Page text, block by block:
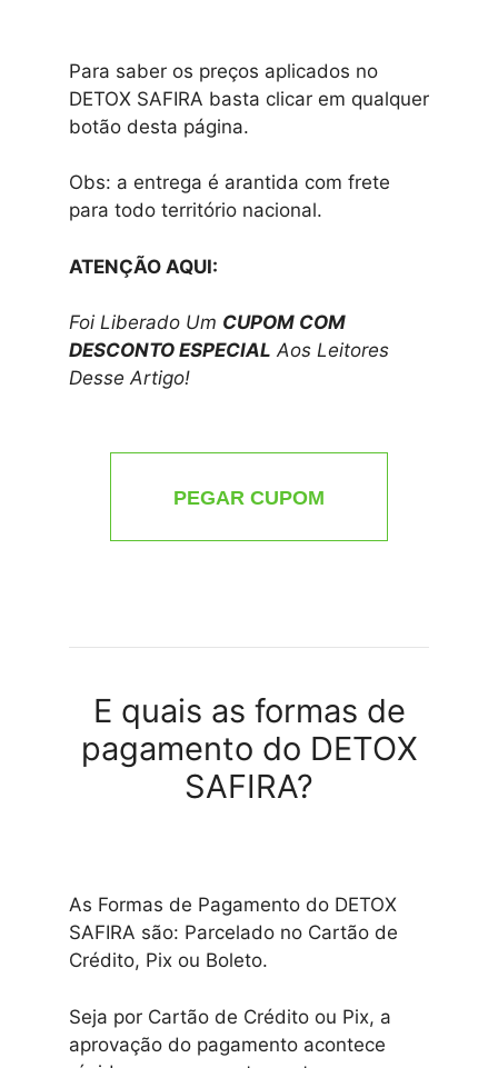
Para saber os preços aplicados no
DETOX SAFIRA basta clicar em qualquer
botão desta página.
Obs: a entrega é arantida com frete
para todo território nacional.
ATENÇÃO AQUI:
Foi Liberado Um CUPOM COM
DESCONTO ESPECIAL Aos Leitores
Desse Artigo!
PEGAR CUPOM
E quais as formas de
pagamento do DETOX
SAFIRA?
As Formas de Pagamento do DETOX
SAFIRA são: Parcelado no Cartão de
Crédito, Pix ou Boleto.
Seja por Cartão de Crédito ou Pix, a
aprovação do pagamento acontece